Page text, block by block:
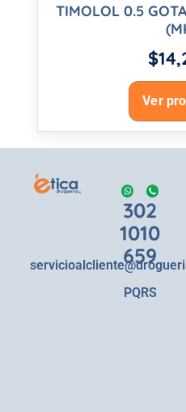
TIMOLOL 0.5
$
Ver
302
1010
659
PQRS